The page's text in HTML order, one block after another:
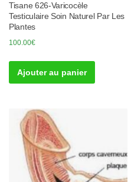
Tisane 626-Varicocèle
Testiculaire Soin Naturel Par Les
Plantes
100.00€
Ajouter au panier